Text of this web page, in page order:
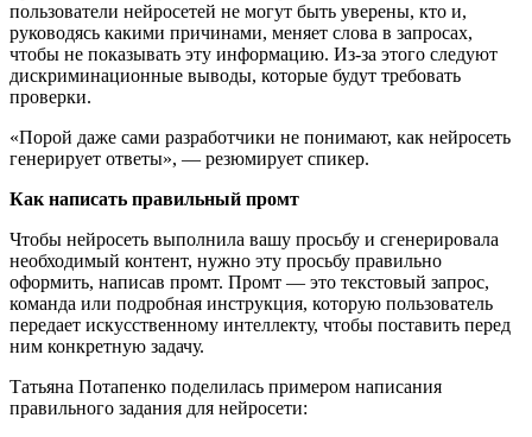
пользователи нейросетей не могут быть уверены, кто и,
руководясь какими причинами, меняет слова в запросах,
чтобы не показывать эту информацию. Из-за этого следуют
дискриминационные выводы, которые будут требовать
проверки.
«Порой даже сами разработчики не понимают, как нейросеть
генерирует ответы», — резюмирует спикер.
Как написать правильный промт
Чтобы нейросеть выполнила вашу просьбу и сгенерировала
необходимый контент, нужно эту просьбу правильно
оформить, написав промт. Промт — это текстовый запрос,
команда или подробная инструкция, которую пользователь
передает искусственному интеллекту, чтобы поставить перед
ним конкретную задачу.
Татьяна Потапенко поделилась примером написания
правильного задания для нейросети: